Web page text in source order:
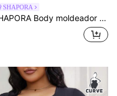
SHAPORA
Body moldeador de cintura adelgazante de color piel, diseño minimalista cómodo con abertura en el pecho